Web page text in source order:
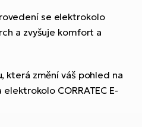
se elektrokolo
a zvyšuje komfort a
která změní váš pohled na
CORRATEC E-